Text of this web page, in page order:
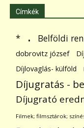
Címkék
* . Belföldi
dobrovitz józsef
Díjlovaglás- külföld
Díjugratás -
Díjugrató
Filmek; filmsztárok;